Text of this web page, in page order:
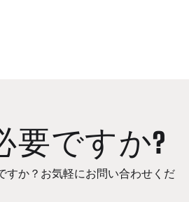
要ですか?
すか？お気軽にお問い合わせくだ